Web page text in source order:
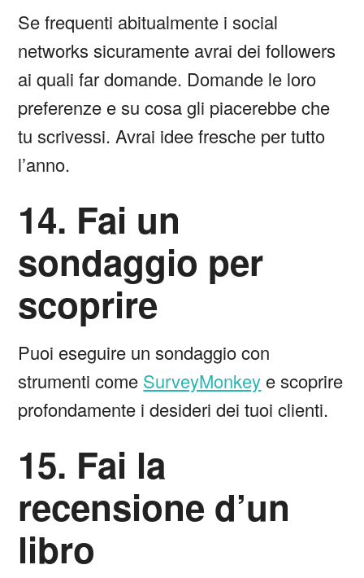
Se frequenti abitualmente i social
networks sicuramente avrai dei followers
ai quali far domande. Domande le loro
preferenze e su cosa gli piacerebbe che
tu scrivessi. Avrai idee fresche per tutto
l’anno.
14. Fai un
sondaggio per
scoprire
Puoi eseguire un sondaggio con
strumenti come SurveyMonkey e scoprire
profondamente i desideri dei tuoi clienti.
15. Fai la
recensione d’un
libro